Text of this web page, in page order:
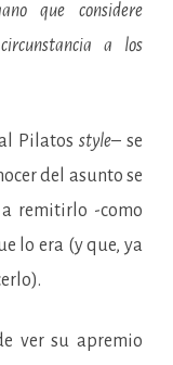
que considere
a los
al Pilatosstyle– se
del asunto se
remitirlo -como
lo era (y que, ya
ver su apremio